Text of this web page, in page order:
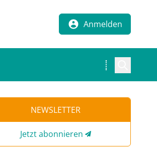
Anmelden
NEWSLETTER
Jetzt abonnieren